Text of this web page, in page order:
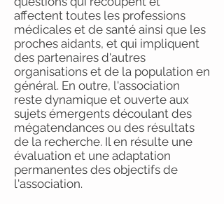
affectent toutes les professions
médicales et de santé ainsi que les
proches aidants, et qui impliquent
des partenaires d'autres
organisations et de la population en
général. En outre, l'association
reste dynamique et ouverte aux
sujets émergents découlant des
mégatendances ou des résultats
de la recherche. Il en résulte une
évaluation et une adaptation
permanentes des objectifs de
l'association.